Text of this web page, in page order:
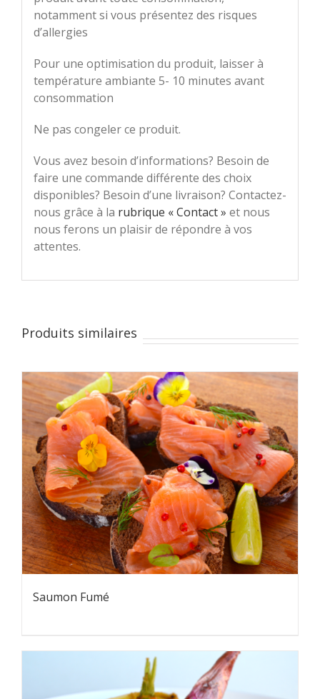
notamment si vous présentez des risques
d’allergies
Pour une optimisation du produit, laisser à
température ambiante 5- 10 minutes avant
consommation
Ne pas congeler ce produit.
Vous avez besoin d’informations? Besoin de
faire une commande différente des choix
disponibles? Besoin d’une livraison? Contactez-
nous grâce à la rubrique « Contact » et nous
nous ferons un plaisir de répondre à vos
attentes.
Produits similaires
Saumon Fumé